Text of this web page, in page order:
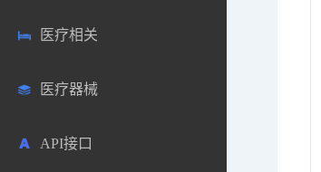
药品市场信息
合成化工
药物分析
日本
其他各国
药研咨询
医药科普
SciHub文献
文献下载
文献管理
各国专利局官方查询
医药专利
商业专利数据库
医疗相关
医疗器械
API接口